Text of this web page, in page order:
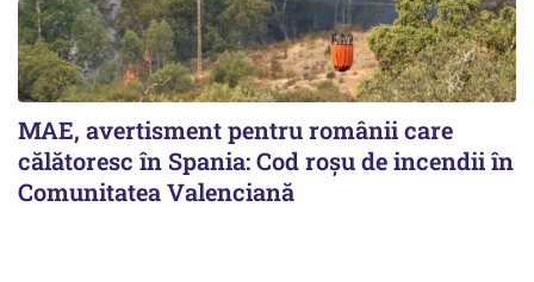
MAE, avertisment pentru românii care
călătoresc în Spania: Cod roșu de incendii în
Comunitatea Valenciană